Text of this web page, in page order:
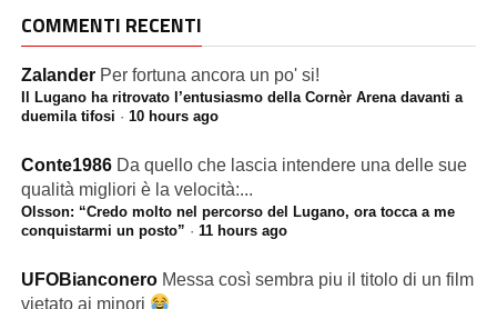
COMMENTI RECENTI
Zalander Per fortuna ancora un po' si!
Il Lugano ha ritrovato l’entusiasmo della Cornèr Arena davanti a
duemila tifosi · 10 hours ago
Conte1986 Da quello che lascia intendere una delle sue
qualità migliori è la velocità:...
Olsson: “Credo molto nel percorso del Lugano, ora tocca a me
conquistarmi un posto” · 11 hours ago
UFOBianconero Messa così sembra piu il titolo di un film
vietato ai minori